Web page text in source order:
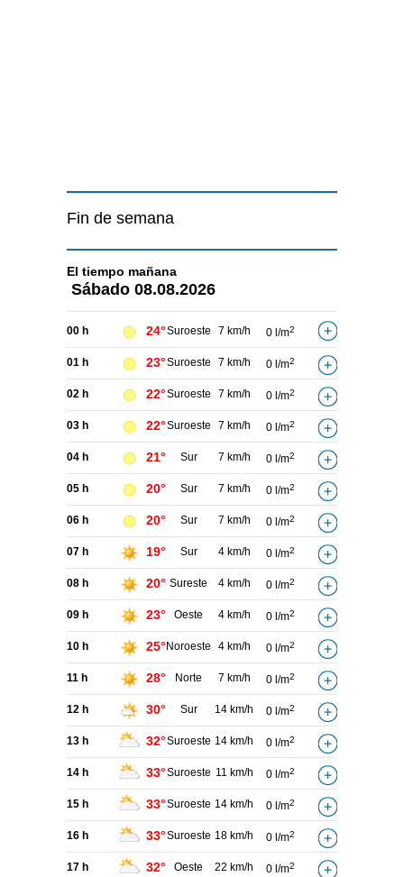
Fin de semana
El tiempo mañana
Sábado 08.08.2026
00 h 24°Suroeste 7 km/h 0 l/m2
01 h 23°Suroeste 7 km/h 0 l/m2
02 h 22°Suroeste 7 km/h 0 l/m2
03 h 22°Suroeste 7 km/h 0 l/m2
04 h 21° Sur 7 km/h 0 l/m2
05 h 20° Sur 7 km/h 0 l/m2
06 h 20° Sur 7 km/h 0 l/m2
07 h 19° Sur 4 km/h 0 l/m2
08 h 20° Sureste 4 km/h 0 l/m2
09 h 23° Oeste 4 km/h 0 l/m2
10 h 25° Noroeste 4 km/h 0 l/m2
11 h 28° Norte 7 km/h 0 l/m2
12 h 30° Sur 14 km/h 0 l/m2
13 h 32°Suroeste 14 km/h 0 l/m2
14 h 33°Suroeste 11 km/h 0 l/m2
15 h 33°Suroeste 14 km/h 0 l/m2
16 h 33°Suroeste 18 km/h 0 l/m2
17 h 32° Oeste 22 km/h 0 l/m2